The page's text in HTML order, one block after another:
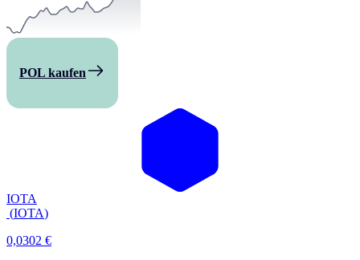
POL kaufen
IOTA
(IOTA)
0,0302 €